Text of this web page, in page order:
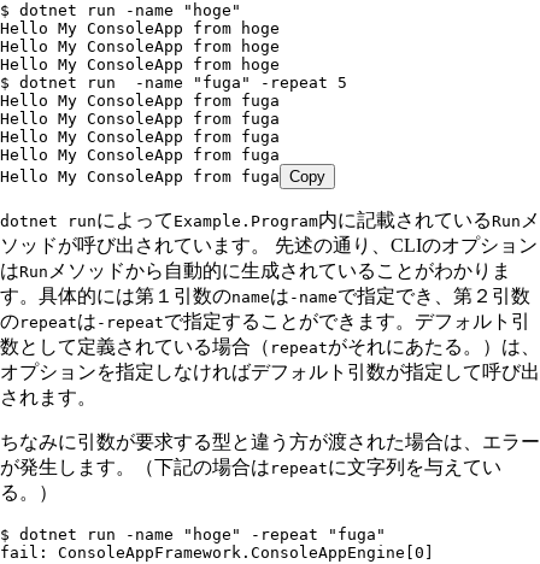
$ dotnet run -name "hoge"
Hello My ConsoleApp from hoge
Hello My ConsoleApp from hoge
Hello My ConsoleApp from hoge
$ dotnet run  -name "fuga" -repeat 5
Hello My ConsoleApp from fuga
Hello My ConsoleApp from fuga
Hello My ConsoleApp from fuga
Hello My ConsoleApp from fuga
Hello My ConsoleApp from fuga Copy
dotnet runによって Example.Program内に記載されているRun メ
ソッドが呼び出されています。 先述の通り、CLIのオプション
はRun メソッドから自動的に生成されていることがわかりま
す。具体的には第１引数のnameは -nameで指定でき、第２引数
のrepeatは -repeatで指定することができます。デフォルト引
数として定義されている場合（ repeatがそれにあたる。）は、
オプションを指定しなければデフォルト引数が指定して呼び出
されます。
ちなみに引数が要求する型と違う方が渡された場合は、エラー
が発生します。（下記の場合は repeatに文字列を与えてい
る。）
$ dotnet run -name "hoge" -repeat "fuga"
fail: ConsoleAppFramework.ConsoleAppEngine[0]